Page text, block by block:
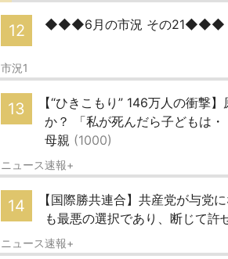
12 ◆◆◆6月の市況 その21◆◆◆
市況1
13
【“ひきこもり” 146万人の衝撃
か？ 「私が死んだら子どもは
母親 (1000)
ニュース速報+
14
【国際勝共連合】共産党が与党
も最悪の選択であり、断じて許
ニュース速報+